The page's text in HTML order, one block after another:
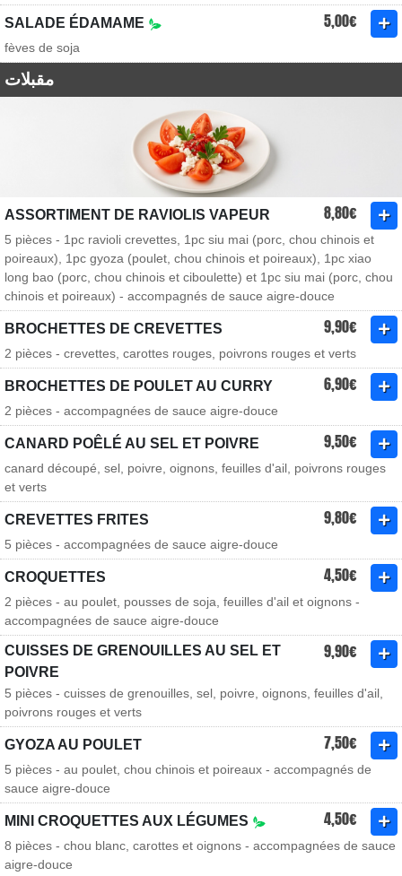
SALADE ÉDAMAME 5,00€
fèves de soja
مقبلات
ASSORTIMENT DE RAVIOLIS VAPEUR 8,80€
5 pièces - 1pc ravioli crevettes, 1pc siu mai (porc, chou chinois et
poireaux), 1pc gyoza (poulet, chou chinois et poireaux), 1pc xiao
long bao (porc, chou chinois et ciboulette) et 1pc siu mai (porc, chou
chinois et poireaux) - accompagnés de sauce aigre-douce
BROCHETTES DE CREVETTES 9,90€
2 pièces - crevettes, carottes rouges, poivrons rouges et verts
BROCHETTES DE POULET AU CURRY 6,90€
2 pièces - accompagnées de sauce aigre-douce
CANARD POÊLÉ AU SEL ET POIVRE 9,50€
canard découpé, sel, poivre, oignons, feuilles d'ail, poivrons rouges
et verts
CREVETTES FRITES 9,80€
5 pièces - accompagnées de sauce aigre-douce
CROQUETTES 4,50€
2 pièces - au poulet, pousses de soja, feuilles d'ail et oignons -
accompagnées de sauce aigre-douce
CUISSES DE GRENOUILLES AU SEL ET
POIVRE
9,90€
5 pièces - cuisses de grenouilles, sel, poivre, oignons, feuilles d'ail,
poivrons rouges et verts
GYOZA AU POULET 7,50€
5 pièces - au poulet, chou chinois et poireaux - accompagnés de
sauce aigre-douce
MINI CROQUETTES AUX LÉGUMES 4,50€
8 pièces - chou blanc, carottes et oignons - accompagnées de sauce
aigre-douce